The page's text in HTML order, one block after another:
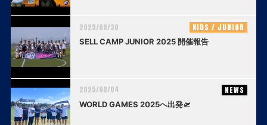
2025/08/30 KIDS / JUNIOR
SELL CAMP JUNIOR 2025 開催報告
2025/08/04 NEWS
WORLD GAMES 2025へ出発🛫